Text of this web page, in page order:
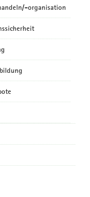
organisation